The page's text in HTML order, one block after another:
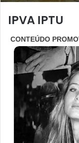
IPVA IPTU